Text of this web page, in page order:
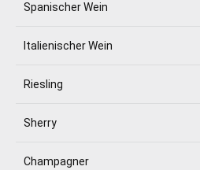
Spanischer Wein
Italienischer Wein
Riesling
Sherry
Champagner